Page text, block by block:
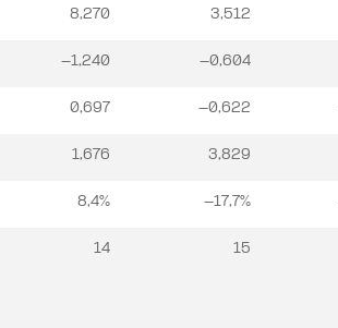
8,270 3,512
-1,240 -0,604
0,697 -0,622
1,676 3,829
8,4% -17,7%
14 15